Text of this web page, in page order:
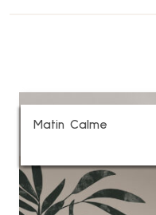
Matin Calme